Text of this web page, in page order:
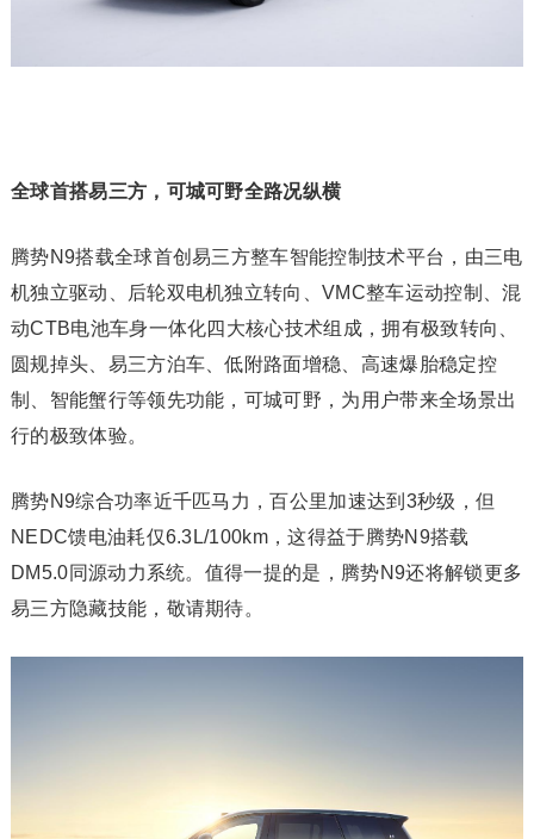
全球首搭易三方，可城可野全路况纵横
腾势N9搭载全球首创易三方整车智能控制技术平台，由三电
机独立驱动、后轮双电机独立转向、VMC整车运动控制、混
动CTB电池车身一体化四大核心技术组成，拥有极致转向、
圆规掉头、易三方泊车、低附路面增稳、高速爆胎稳定控
制、智能蟹行等领先功能，可城可野，为用户带来全场景出
行的极致体验。
腾势N9综合功率近千匹马力，百公里加速达到3秒级，但
NEDC馈电油耗仅6.3L/100km，这得益于腾势N9搭载
DM5.0同源动力系统。值得一提的是，腾势N9还将解锁更多
易三方隐藏技能，敬请期待。